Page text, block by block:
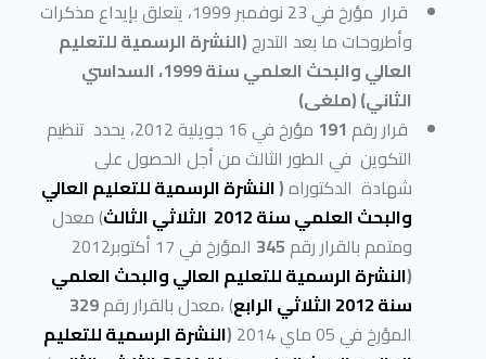
قرار مؤرخ في 23 نوفمبر 1999، يتعلق بإيداع مذكرات
وأطروحات ما بعد التدرج (النشرة الرسمية للتعليم
العالي والبحث العلمي سنة 1999، السداسي
الثاني) (ملغى)
قرار رقم 191
مؤرخ في 16 جويلية 2012، يحدد تنظيم
التكوين في الطور الثالث من أجل الحصول على
شهادة الدكتوراه(النشرة الرسمية للتعليم العالي
والبحث العلمي سنة 2012 الثلاثي الثالث
) معدل
ومتمم بالقرار رقم345 المؤرخ في 17 أكتوبر2012
(النشرة الرسمية للتعليم العالي والبحث العلمي
سنة 2012 الثلاثي الرابع
) ،معدل بالقرار رقم329
المؤرخ في 05 ماي 2014
(النشرة الرسمية للتعليم